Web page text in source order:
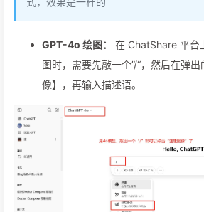
GPT-4o 绘图：
在 ChatShare 平台
图时，需要先敲一个”/“，然后在弹
像】，再输入描述语。